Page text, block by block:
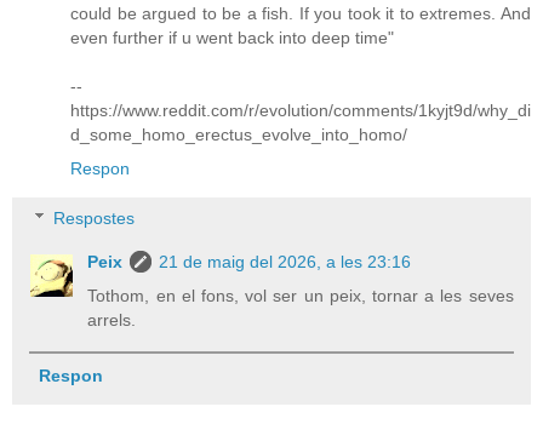
could be argued to be a fish. If you took it to extremes. And
even further if u went back into deep time"
--
https://www.reddit.com/r/evolution/comments/1kyjt9d/why_di
d_some_homo_erectus_evolve_into_homo/
Respon
Respostes
Peix
21 de maig del 2026, a les 23:16
Tothom, en el fons, vol ser un peix, tornar a les seves
arrels.
Respon